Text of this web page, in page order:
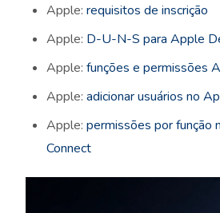
Apple: requisitos de inscrição
Apple: D-U-N-S para Apple
Apple: funções e permissões
Apple: adicionar usuários no
Apple: permissões por função
Connect